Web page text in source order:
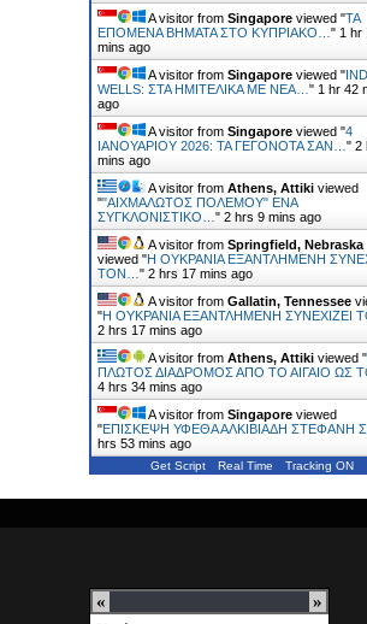
A visitor from Singapore viewed "ΤΑ
ΕΠΟΜΕΝΑ ΒΗΜΑΤΑ ΣΤΟ ΚΥΠΡΙΑΚΟ… " 1 hr
mins ago
A visitor from Singapore viewed "
WELLS: ΣΤΑ ΗΜΙΤΕΛΙΚΑ ΜΕ ΝΕΑ… " 1 hr 42
ago
A visitor from Singapore viewed "4
ΙΑΝΟΥΑΡΙΟΥ 2026: ΤΑ ΓΕΓΟΝΟΤΑ ΣΑΝ… " 2
mins ago
A visitor from Athens, Attiki viewed
""ΑΙΧΜΑΛΩΤΟΣ ΠΟΛΕΜΟΥ" ΕΝΑ
ΣΥΓΚΛΟΝΙΣΤΙΚΟ… " 2 hrs 9 mins ago
A visitor from Springfield, Nebraska
viewed "H ΟΥΚΡΑΝΙΑ ΕΞΑΝΤΛΗΜΕΝΗ
ΤΟΝ… " 2 hrs 17 mins ago
A visitor from Gallatin, Tennessee
"H ΟΥΚΡΑΝΙΑ ΕΞΑΝΤΛΗΜΕΝΗ ΣΥΝΕΧΙΖΕΙ
2 hrs 17 mins ago
A visitor from Athens, Attiki viewed "
ΠΛΩΤΟΣ ΔΙΑΔΡΟΜΟΣ ΑΠΟ ΤΟ ΑΙΓΑΙΟ ΩΣ
4 hrs 34 mins ago
A visitor from Singapore viewed
"ΕΠΙΣΚΕΨΗ ΥΦΕΘΑ ΑΛΚΙΒΙΑΔΗ ΣΤΕΦΑΝΗ
hrs 53 mins ago
Get Script Real Time Tracking ON